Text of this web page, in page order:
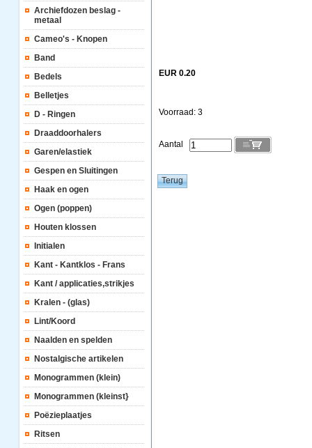
Archiefdozen beslag -
metaal
Cameo's - Knopen
Band
Bedels
Belletjes
D - Ringen
Draaddoorhalers
Garen/elastiek
Gespen en Sluitingen
Haak en ogen
Ogen (poppen)
Houten klossen
Initialen
Kant - Kantklos - Frans
Kant / applicaties,strikjes
Kralen - (glas)
Lint/Koord
Naalden en spelden
Nostalgische artikelen
Monogrammen (klein)
Monogrammen (kleinst}
Poëzieplaatjes
Ritsen
EUR 0.20
Voorraad: 3
Aantal